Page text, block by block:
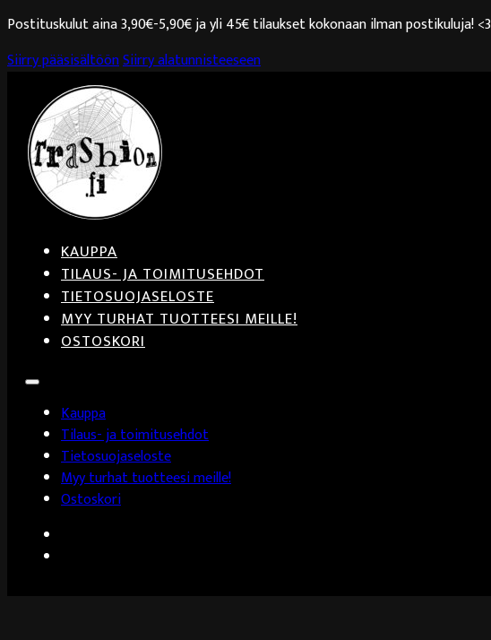
Postituskulut aina 3,90€-5,90€ ja yli 45€ tilaukset kokonaan ilman postikuluja! <3
Siirry pääsisältöönSiirry alatunnisteeseen
KAUPPA
TILAUS- JA TOIMITUSEHDOT
TIETOSUOJASELOSTE
MYY TURHAT TUOTTEESI MEILLE!
OSTOSKORI
Kauppa
Tilaus- ja toimitusehdot
Tietosuojaseloste
Myy turhat tuotteesi meille!
Ostoskori